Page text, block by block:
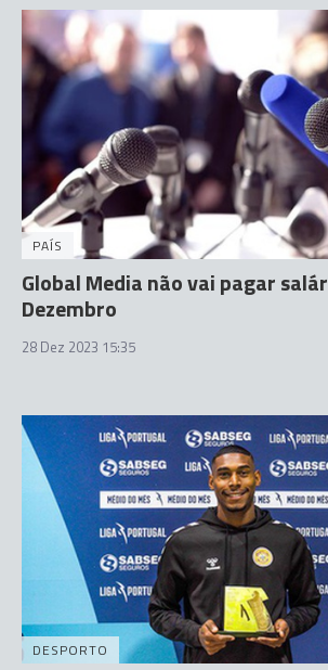
PAÍS
Global Media não vai pagar
Dezembro
28 Dez 2023 15:35
DESPORTO